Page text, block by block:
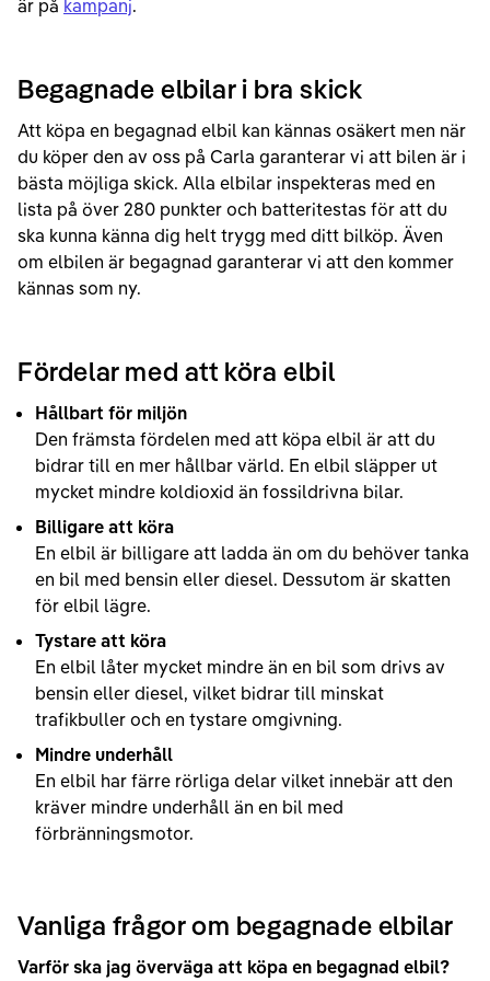
är på kampanj.
Begagnade elbilar i bra skick
Att köpa en begagnad elbil kan kännas osäkert men när
du köper den av oss på Carla garanterar vi att bilen är i
bästa möjliga skick. Alla elbilar inspekteras med en
lista på över 280 punkter och batteritestas för att du
ska kunna känna dig helt trygg med ditt bilköp. Även
om elbilen är begagnad garanterar vi att den kommer
kännas som ny.
Fördelar med att köra elbil
Hållbart för miljön
Den främsta fördelen med att köpa elbil är att du
bidrar till en mer hållbar värld. En elbil släpper ut
mycket mindre koldioxid än fossildrivna bilar.
Billigare att köra
En elbil är billigare att ladda än om du behöver tanka
en bil med bensin eller diesel. Dessutom är skatten
för elbil lägre.
Tystare att köra
En elbil låter mycket mindre än en bil som drivs av
bensin eller diesel, vilket bidrar till minskat
trafikbuller och en tystare omgivning.
Mindre underhåll
En elbil har färre rörliga delar vilket innebär att den
kräver mindre underhåll än en bil med
förbränningsmotor.
Vanliga frågor om begagnade elbilar
Varför ska jag överväga att köpa en begagnad elbil?